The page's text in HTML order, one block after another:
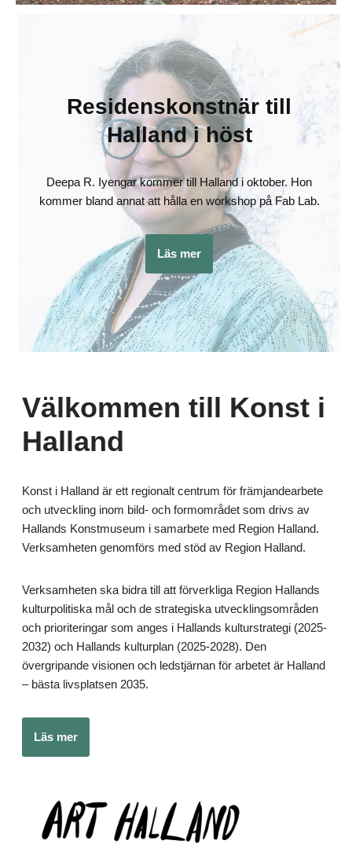
Residenskonstnär till
Halland i höst
Deepa R. Iyengar kommer till Halland i oktober. Hon
kommer bland annat att hålla en workshop på Fab Lab.
Läs mer
Välkommen till Konst i
Halland
Konst i Halland är ett regionalt centrum för främjandearbete
och utveckling inom bild- och formområdet som drivs av
Hallands Konstmuseum i samarbete med Region Halland.
Verksamheten genomförs med stöd av Region Halland.
Verksamheten ska bidra till att förverkliga Region Hallands
kulturpolitiska mål och de strategiska utvecklingsområden
och prioriteringar som anges i Hallands kulturstrategi (2025-
2032) och Hallands kulturplan (2025-2028). Den
övergripande visionen och ledstjärnan för arbetet är Halland
– bästa livsplatsen 2035.
Läs mer